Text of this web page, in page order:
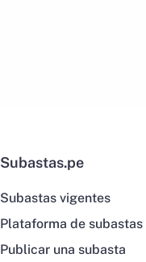
Subastas.pe
Subastas vigentes
Plataforma de subastas
Publicar una subasta